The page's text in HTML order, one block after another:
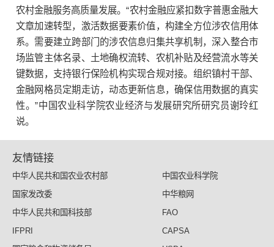
农村金融服务高质量发展。“农村金融应紧扣数字普惠金融大
文章加速转型，激活数据要素价值，构建全方位涉农信用体
系。需要建立跨部门的涉农信息归集共享机制，深入整合市
场监管主体名录、土地确权流转、农机补贴及经营流水等关
键数据，支持银行保险机构实现合规对接。组织镇村干部、
金融网格员定期走访，动态更新信息，确保信用数据的真实
性。”中国农业科学院农业经济与发展研究所研究员谢玲红
说。
友情链接
中华人民共和国农业农村部
中国农业科学院
国家发改委
中华粮网
中华人民共和国科技部
FAO
IFPRI
CAPSA